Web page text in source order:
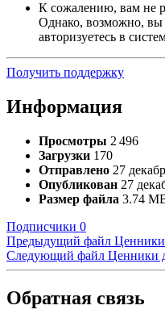
К сожалению, вам не
Однако, возможно, вы
авторизуетесь в
Получить поддержку
Информация
Просмотры 2 496
Загрузки 170
Отправлено 27
Опубликован 27
Размер файла 3.74
Подписчики 0
Предыдущий файл Ценники
Следующий файл Ценники
Обратная связь